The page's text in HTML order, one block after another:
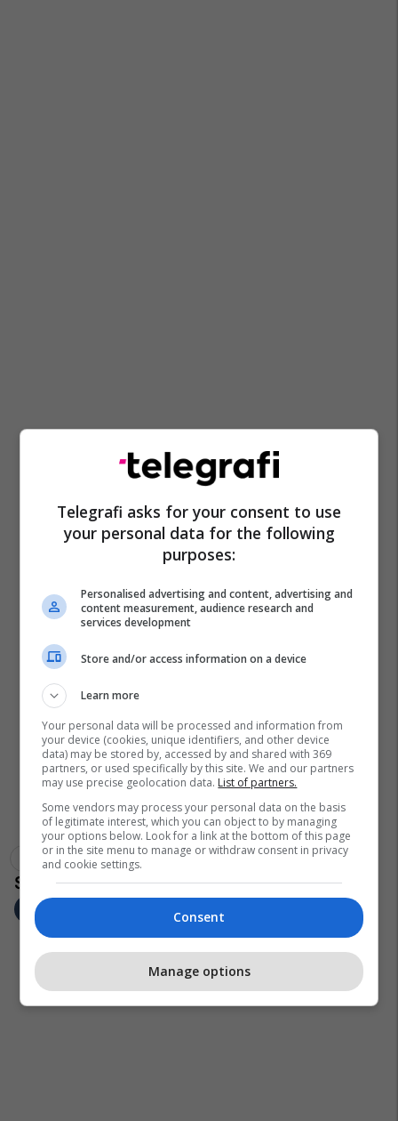
Coronavirus Andy Cohen
Telegrafi asks for your consent to use
your personal data for the following
purposes:
Personalised advertising and content, advertising and
content measurement, audience research and
services development
Store and/or access information on a device
Learn more
Your personal data will be processed and information from
your device (cookies, unique identifiers, and other device
data) may be stored by, accessed by and shared with 369
partners, or used specifically by this site. We and our partners
may use precise geolocation data. List of partners.
Some vendors may process your personal data on the basis
of legitimate interest, which you can object to by managing
your options below. Look for a link at the bottom of this page
or in the site menu to manage or withdraw consent in privacy
and cookie settings.
Consent
Manage options